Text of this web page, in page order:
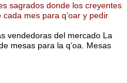
sagrados donde los creyentes
mes para q’oar y pedir
vendedoras del mercado La
mesas para la q’oa. Mesas